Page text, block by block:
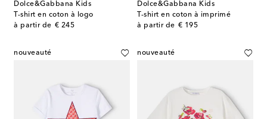
Dolce&Gabbana Kids
T-shirt en coton à logo
à partir de € 245
original price
Dolce&Gabbana Kids
T-shirt en coton à imprimé
à partir de € 195
original price
nouveauté nouveauté